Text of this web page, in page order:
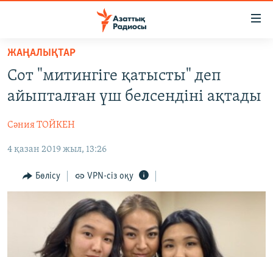
Skip
main
content
to
Navigation
ЖАҢАЛЫҚТАР
ҚАҢТАР ОҚИҒАСЫ
АДАМ ҚҰҚЫҚТАРЫ
ӘЛЕУМЕТ
АРНАЙЫ ЖОБАЛАР
Русский
ЖАҢАЛЫҚТАР
Сот "митингіге қатысты" деп
айыпталған үш белсендіні ақтады
Сәния ТОЙКЕН
4 қазан 2019 жыл, 13:26
Бөлісу VPN-сіз оқу